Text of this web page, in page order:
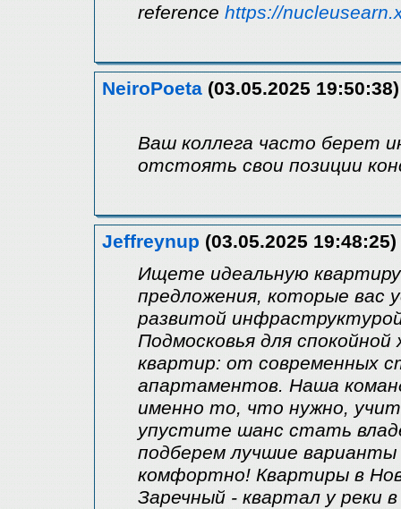
reference https://
NeiroPoeta (03.05.2025 19:50:38)
Ваш коллега часто берет
отстоять свои позиции
Jeffreynup (03.05.2025 19:48:25)
Ищете идеальную
предложения, которые вас
развитой
Подмосковья для
квартир: от современных
апартаментов. Наша
именно то, что нужно,
упустите шанс стать
подберем лучшие
комфортно! Квартиры в
Заречный - квартал у реки